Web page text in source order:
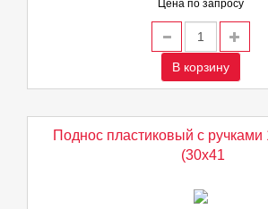
Цена по запросу
В корзину
Поднос пластиковый с ручками
(30х41